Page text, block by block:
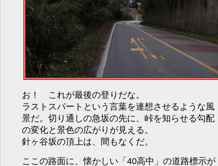
お！ これが最後の登りだな。
ラストスパートという言葉を連想させるような風
景だ。切り通しの急坂の先に、峠を知らせる勾配
の変化と景色の広がりが見える。
針ヶ谷坂の頂上は、間もなくだ。
ここの路面に、懐かしい「40高中」の道路標示が